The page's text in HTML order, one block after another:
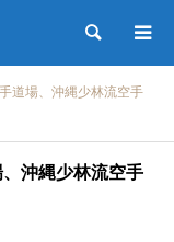
検索
道場、沖縄少林流空手
沖縄少林流空手